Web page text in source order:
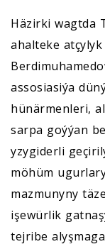
Häzirki wagtda
ahalteke
assosiasiýa
hünärmenleri,
sarpa goýýan
yzygiderli
möhüm
mazmunyny
işewürlik
tejribe